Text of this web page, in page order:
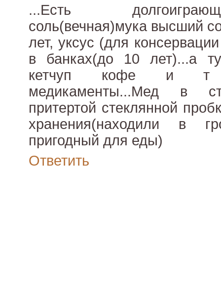
...Есть
соль(вечная)мука высший
лет, уксус (для
в банках(до 10 лет)...а
кетчуп кофе и т
медикаменты...Мед в
притертой стеклянной
хранения(находили в
пригодный для еды)
Ответить